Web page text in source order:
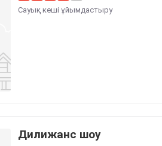
Сауық кеші ұйымдастыру
Дилижанс шоу